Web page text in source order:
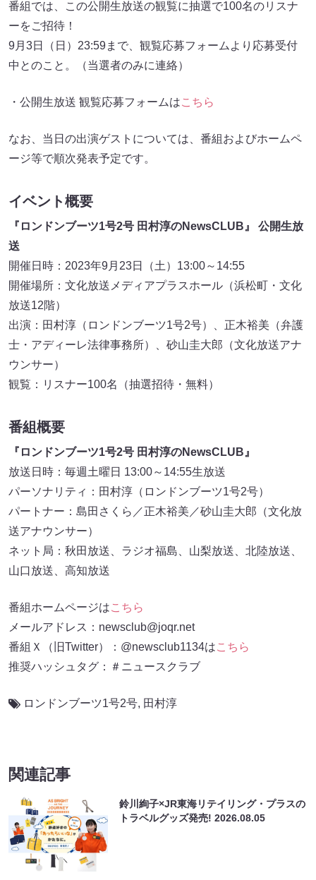
番組では、この公開生放送の観覧に抽選で100名のリスナ
ーをご招待！
9月3日（日）23:59まで、観覧応募フォームより応募受付
中とのこと。（当選者のみに連絡）
・公開生放送 観覧応募フォームはこちら
なお、当日の出演ゲストについては、番組およびホームペ
ージ等で順次発表予定です。
イベント概要
『ロンドンブーツ1号2号 田村淳のNewsCLUB』 公開生放
送
開催日時：2023年9月23日（土）13:00～14:55
開催場所：文化放送メディアプラスホール（浜松町・文化
放送12階）
出演：田村淳（ロンドンブーツ1号2号）、正木裕美（弁護
士・アディーレ法律事務所）、砂山圭大郎（文化放送アナ
ウンサー）
観覧：リスナー100名（抽選招待・無料）
番組概要
『ロンドンブーツ1号2号 田村淳のNewsCLUB』
放送日時：毎週土曜日 13:00～14:55生放送
パーソナリティ：田村淳（ロンドンブーツ1号2号）
パートナー：島田さくら／正木裕美／砂山圭大郎（文化放
送アナウンサー）
ネット局：秋田放送、ラジオ福島、山梨放送、北陸放送、
山口放送、高知放送
番組ホームページはこちら
メールアドレス：newsclub@joqr.net
番組Ｘ（旧Twitter）：@newsclub1134はこちら
推奨ハッシュタグ：＃ニュースクラブ
ロンドンブーツ1号2号, 田村淳
関連記事
鈴川絢子×JR東海リテイリング・プラスの
トラベルグッズ発売!2026.08.05